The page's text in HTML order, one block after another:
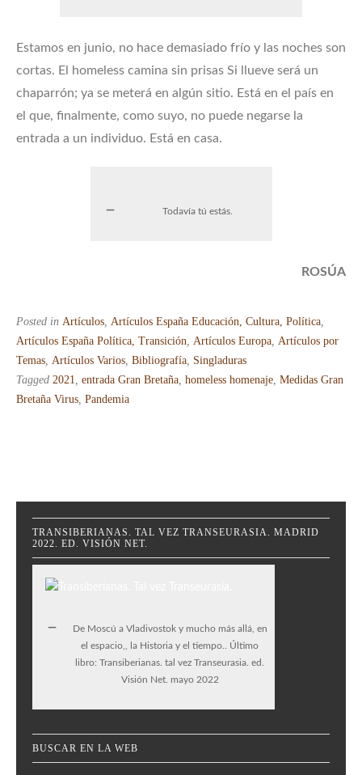
Estamos en junio, no hace demasiado frío y las noches son
cortas. El homeless camina sin prisas Si llueve será un
chaparrón; ya se meterá en algún sitio. Está en el país en
el que, finalmente, como suyo, no puede negarse la
entrada a un individuo. Está en casa.
Todavía tú estás.
ROSÚA
Posted in Artículos Artículos España Educación, Cultura, Política
Artículos España Política, Transición
Artículos Europa Artículos por
Temas Artículos Varios Bibliografía Singladuras
Tagged 2021 entrada Gran Bretaña homeless homenaje Medidas Gran
Bretaña Virus Pandemia
TRANSIBERIANAS. TAL VEZ TRANSEURASIA. MADRID
2022. ED. VISIÓN NET.
De Moscú a Vladivostok y mucho más allá, en
el espacio,, la Historia y el tiempo.. Último
libro: Transiberianas. tal vez Transeurasia. ed.
Visión Net. mayo 2022
BUSCAR EN LA WEB